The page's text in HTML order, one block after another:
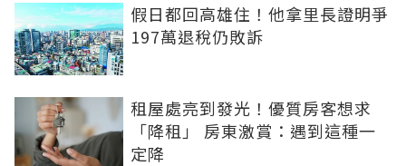
假日都回高雄住！他拿里長證明爭
197萬退稅仍敗訴
租屋處亮到發光！優質房客想求
「降租」 房東激賞：遇到這種一
定降